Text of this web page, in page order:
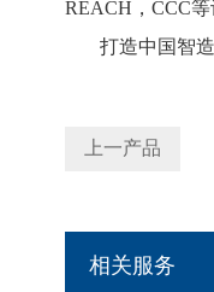
REACH ， CCC等
打造中国智
上一产品
相关服务